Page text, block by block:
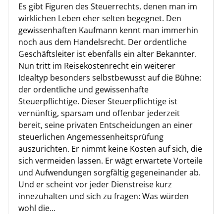
Es gibt Figuren des Steuerrechts, denen man im
wirklichen Leben eher selten begegnet. Den
gewissenhaften Kaufmann kennt man immerhin
noch aus dem Handelsrecht. Der ordentliche
Geschäftsleiter ist ebenfalls ein alter Bekannter.
Nun tritt im Reisekostenrecht ein weiterer
Idealtyp besonders selbstbewusst auf die Bühne:
der ordentliche und gewissenhafte
Steuerpflichtige. Dieser Steuerpflichtige ist
vernünftig, sparsam und offenbar jederzeit
bereit, seine privaten Entscheidungen an einer
steuerlichen Angemessenheitsprüfung
auszurichten. Er nimmt keine Kosten auf sich, die
sich vermeiden lassen. Er wägt erwartete Vorteile
und Aufwendungen sorgfältig gegeneinander ab.
Und er scheint vor jeder Dienstreise kurz
innezuhalten und sich zu fragen: Was würden
wohl die...